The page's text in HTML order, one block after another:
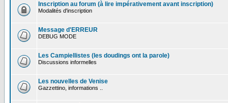
Inscription au forum (à lire impérativement avant inscription)
Modalités d'inscription
Message d'ERREUR
DEBUG MODE
Les Campiellistes (les doudings ont la parole)
Discussions informelles
Les nouvelles de Venise
Gazzettino, informations ..